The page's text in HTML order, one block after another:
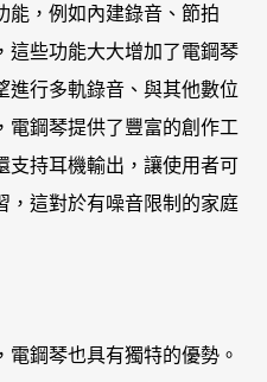
能，例如內建錄音、節拍
這些功能大大增加了電鋼琴
進行多軌錄音、與其他數位
電鋼琴提供了豐富的創作工
支持耳機輸出，讓使用者可
，這對於有噪音限制的家庭
鋼琴也具有獨特的優勢。